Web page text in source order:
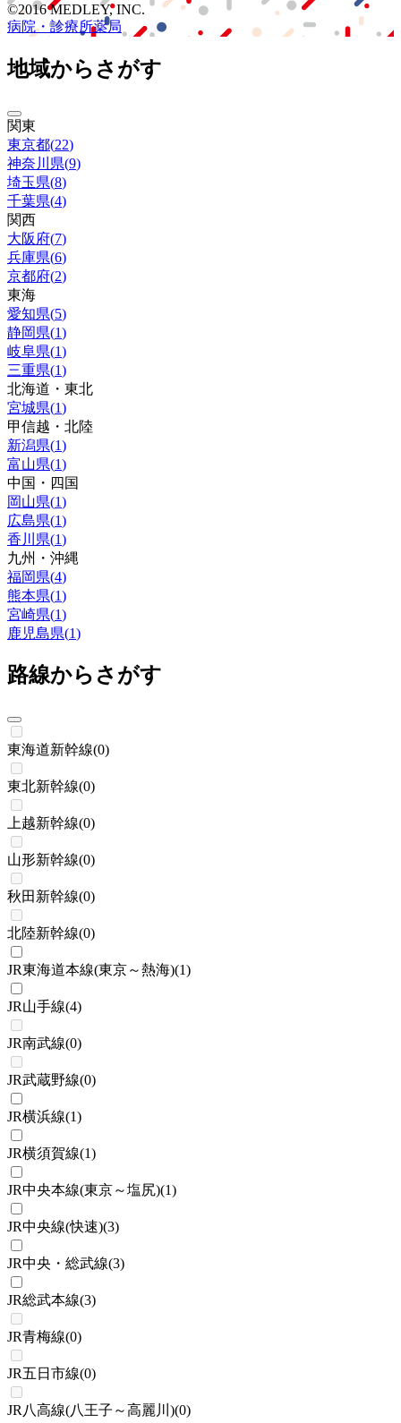
©2016 MEDLEY, INC.
病院・診療所薬局
地域からさがす
関東
東京都(22)
神奈川県(9)
埼玉県(8)
千葉県(4)
関西
大阪府(7)
兵庫県(6)
京都府(2)
東海
愛知県(5)
静岡県(1)
岐阜県(1)
三重県(1)
北海道・東北
宮城県(1)
甲信越・北陸
新潟県(1)
富山県(1)
中国・四国
岡山県(1)
広島県(1)
香川県(1)
九州・沖縄
福岡県(4)
熊本県(1)
宮崎県(1)
鹿児島県(1)
路線からさがす
東海道新幹線(0)
東北新幹線(0)
上越新幹線(0)
山形新幹線(0)
秋田新幹線(0)
北陸新幹線(0)
JR東海道本線(東京～熱海)(1)
JR山手線(4)
JR南武線(0)
JR武蔵野線(0)
JR横浜線(1)
JR横須賀線(1)
JR中央本線(東京～塩尻)(1)
JR中央線(快速)(3)
JR中央・総武線(3)
JR総武本線(3)
JR青梅線(0)
JR五日市線(0)
JR八高線(八王子～高麗川)(0)